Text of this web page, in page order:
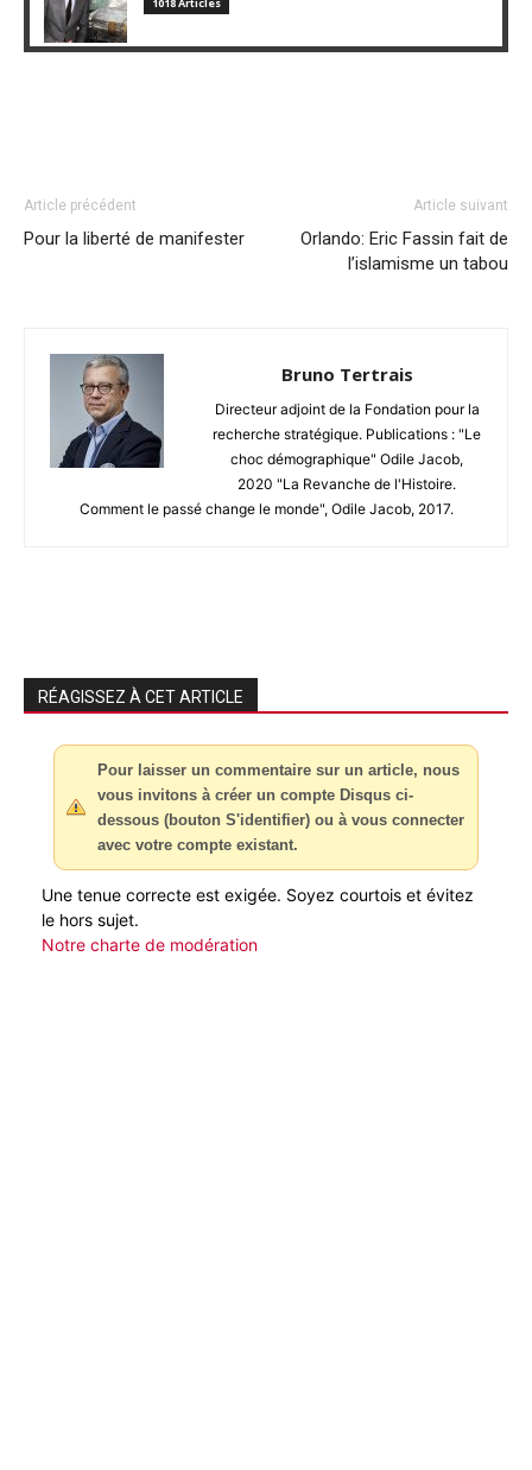
1018 Articles
Article précédent
Pour la liberté de manifester
Article suivant
Orlando: Eric Fassin fait de
l’islamisme un tabou
Bruno Tertrais
Directeur adjoint de la Fondation pour la
recherche stratégique. Publications : "Le
choc démographique" Odile Jacob,
2020 "La Revanche de l'Histoire.
Comment le passé change le monde", Odile Jacob, 2017.
RÉAGISSEZ À CET ARTICLE
Pour laisser un commentaire sur un article, nous
vous invitons à créer un compte Disqus ci-
dessous (bouton S'identifier) ou à vous connecter
avec votre compte existant.
Une tenue correcte est exigée. Soyez courtois et évitez
le hors sujet.
Notre charte de modération